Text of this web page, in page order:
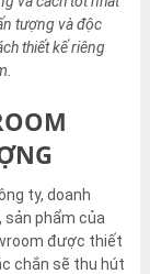
tượng và độc
thiết kế riêng
ty, doanh
sản phẩm của
được thiết
chắn sẽ thu hút